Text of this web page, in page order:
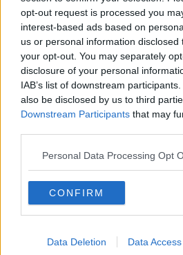
opt-out request is processed you
interest-based ads based on
us or personal information
your opt-out. You may separately
disclosure of your personal
IAB’s list of downstream
also be disclosed by us to third
Downstream Participants that may
Personal Data Processing Opt
CONFIRM
Data Deletion Data Access
voluta, che mi evitava di cadere nella
totali. Immaginavo di guardarlo negli
con la mascherina e il distanziamento
quella intimità necessaria a dar corpo
Così spinta da questa grande
Andrea di incontrarci a bere qualcosa,
libera. Le sue risposte mi lasciano
realizzare subito dovendo riavvolgere
cardiocircolatorio, la mie risposte
"Come è possibile?".
Mi è sembrato quasi di sentire il suo
il suo ultimo messaggio: "Maria ho
spirituali e in questo momento di crisi
mio prossimo, professando gli
non avevo capito che tu volessi